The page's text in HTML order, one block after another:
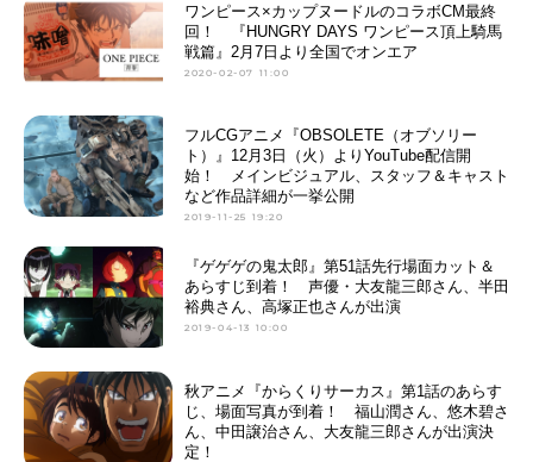
ワンピース×カップヌードルのコラボCM最終
回！ 『HUNGRY DAYS ワンピース頂上騎馬
戦篇』2月7日より全国でオンエア
2020-02-07 11:00
フルCGアニメ『OBSOLETE（オブソリー
ト）』12月3日（火）よりYouTube配信開
始！ メインビジュアル、スタッフ＆キャスト
など作品詳細が一挙公開
2019-11-25 19:20
『ゲゲゲの鬼太郎』第51話先行場面カット＆
あらすじ到着！ 声優・大友龍三郎さん、半田
裕典さん、高塚正也さんが出演
2019-04-13 10:00
秋アニメ『からくりサーカス』第1話のあらす
じ、場面写真が到着！ 福山潤さん、悠木碧さ
ん、中田譲治さん、大友龍三郎さんが出演決
定！